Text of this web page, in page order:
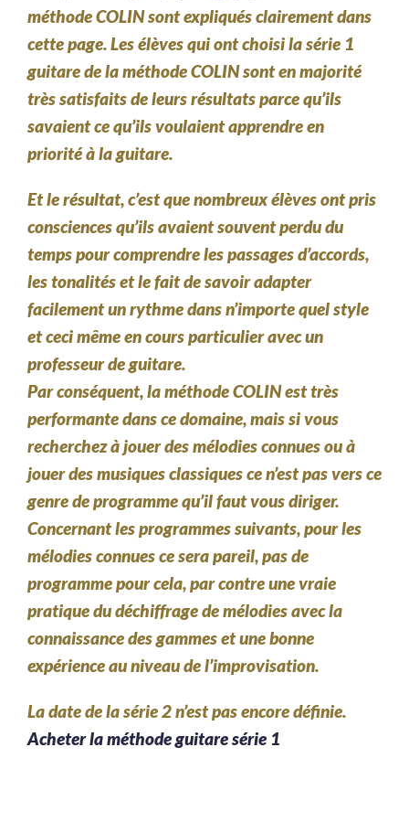
méthode COLIN sont expliqués clairement dans
cette page. Les élèves qui ont choisi la série 1
guitare de la méthode COLIN sont en majorité
très satisfaits de leurs résultats parce qu’ils
savaient ce qu’ils voulaient apprendre en
priorité à la guitare.
Et le résultat, c’est que nombreux élèves ont pris
consciences qu’ils avaient souvent perdu du
temps pour comprendre les passages d’accords,
les tonalités et le fait de savoir adapter
facilement un rythme dans n’importe quel style
et ceci même en cours particulier avec un
professeur de guitare.
Par conséquent, la méthode COLIN est très
performante dans ce domaine, mais si vous
recherchez à jouer des mélodies connues ou à
jouer des musiques classiques ce n’est pas vers ce
genre de programme qu’il faut vous diriger.
Concernant les programmes suivants, pour les
mélodies connues ce sera pareil, pas de
programme pour cela, par contre une vraie
pratique du déchiffrage de mélodies avec la
connaissance des gammes et une bonne
expérience au niveau de l’improvisation.
La date de la série 2 n’est pas encore définie.
Acheter la méthode guitare série 1